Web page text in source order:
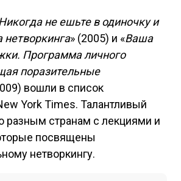
не ешьте в одиночку и
нетворкинга» (2005) и «Ваша
Программа личного
поразительные
вошли в список
York Times. Талантливый
разным странам с лекциями и
посвящены
нетворкингу.